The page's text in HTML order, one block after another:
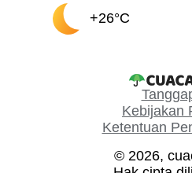
+26°C
Kebijakan
Ketentuan
© 2026,